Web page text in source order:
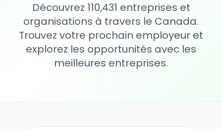
Découvrez 110,431 entreprises et
organisations à travers le Canada.
Trouvez votre prochain employeur et
explorez les opportunités avec les
meilleures entreprises.